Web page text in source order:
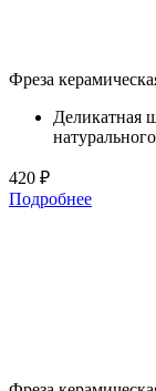
Фреза
Деликатная
420 ₽
Подробнее